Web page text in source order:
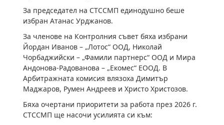
За председател на СТССМП единодушно беше
избран Атанас Урджанов.
За членове на Контролния съвет бяха избрани
Йордан Иванов – „Лотос“ ООД, Николай
Чорбаджийски – „Фамили партнерс“ ООД и Мира
Андонова-Радованова – „Екомес“ ЕООД. В
Арбитражната комисия влязоха Димитър
Маджаров, Румен Андреев и Христо Христозов.
Бяха очертани приоритети за работа през 2026 г.
СТССМП ще насочи усилията си към: